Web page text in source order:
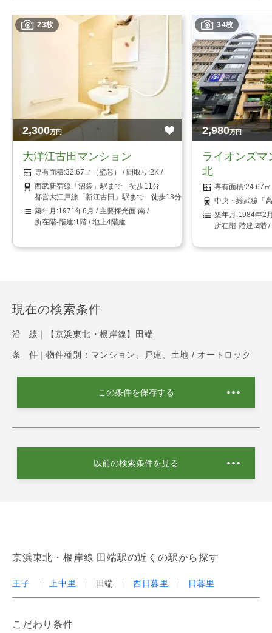
23枚
2,300万円
大洋江古田マンション
32.67㎡（壁芯）
2K
西武新宿線「沼袋」駅まで 徒歩11分
都営大江戸線「新江古田」駅まで 徒歩13分
1971年6月
南
1階 / 地上4階建
34枚
2,980万円
ライオンズマ
北
24.67
中央・総武線「
1984年2
2階 /
現在の検索条件
沿 線｜ 【京浜東北・根岸線】田端
条 件｜ 物件種別：マンション、戸建、土地 / オートロック
この条件を保存する
以前の検索条件を見る
京浜東北・根岸線 田端駅の近くの駅から探す
王子 上中里 田端 西日暮里 日暮里
こだわり条件